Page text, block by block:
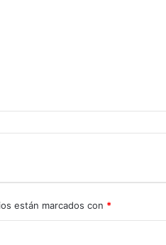
están marcados con *